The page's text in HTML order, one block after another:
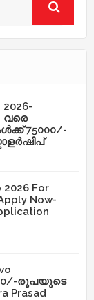
2026-
വരെ
75000/-
2026 For
Now-
രൂപയുടെ
Prasad